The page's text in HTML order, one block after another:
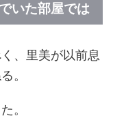
いた部屋では
、里美が以前息
。
。